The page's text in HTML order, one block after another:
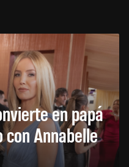
en papá
Annabelle